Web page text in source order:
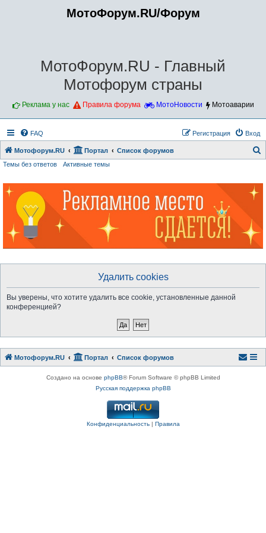
МотоФорум.RU/Форум
МотоФорум.RU - Главный
Мотофорум страны
Реклама у нас Правила форума МотоНовости Мотоаварии
FAQ Вход
Регистрация
Мотофорум.RU Портал Список форумов
Темы без ответов Активные темы
Удалить cookies
Вы уверены, что хотите удалить все cookie, установленные данной
конференцией?
Мотофорум.RU Портал Список форумов
Создано на основе phpBB® Forum Software © phpBB Limited
Русская поддержка phpBB
Конфиденциальность| Правила